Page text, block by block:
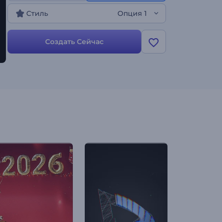
идентичность и ценности вашей фирмы за
считанные секунды. Идеально подходит для
юристов, консультантов и проектов, связанных
с правосудием. Попробуйте прямо сейчас!
Стиль Опция 1
Создать Сейчас